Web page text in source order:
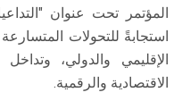
المؤتمر تحت عنوان
استجابةً للتحولات
الإقليمي والدولي،
الاقتصادية والرقمية.